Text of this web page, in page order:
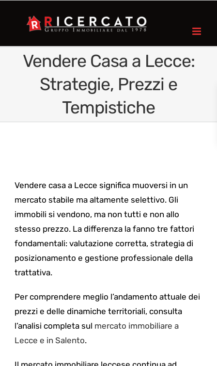
Vendere Casa a Lecce:
Strategie, Prezzi e
Tempistiche
Vendere casa a Lecce significa muoversi in un
mercato stabile ma altamente selettivo. Gli
immobili si vendono, ma non tutti e non allo
stesso prezzo. La differenza la fanno tre fattori
fondamentali: valutazione corretta, strategia di
posizionamento e gestione professionale della
trattativa.
Per comprendere meglio l’andamento attuale dei
prezzi e delle dinamiche territoriali, consulta
l’analisi completa sul mercato immobiliare a
Lecce e in Salento.